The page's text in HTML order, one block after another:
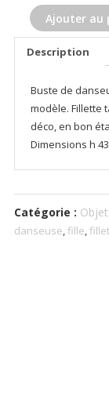
quantité
Buste
Ajouter au
Description
Buste de
modèle. Fillette
déco, en bon
Dimensions h
Catégorie :
danseuse,fille,